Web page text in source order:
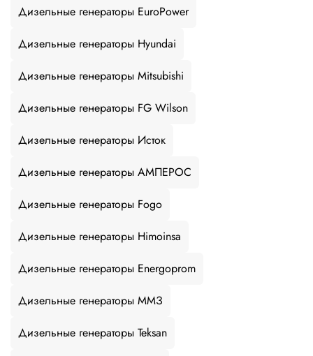
Дизельные генераторы EuroPower
Дизельные генераторы Hyundai
Дизельные генераторы Mitsubishi
Дизельные генераторы FG Wilson
Дизельные генераторы Исток
Дизельные генераторы АМПЕРОС
Дизельные генераторы Fogo
Дизельные генераторы Himoinsa
Дизельные генераторы Energoprom
Дизельные генераторы ММЗ
Дизельные генераторы Teksan